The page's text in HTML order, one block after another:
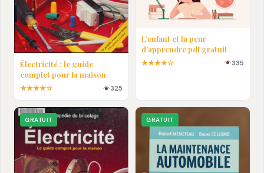
Électricité : le guide
complet pour la maison
★★★★☆ 325
L’enfant et la peur
d’apprendre pdf gratuit
★★★★☆ 335
GRATUIT GRATUIT